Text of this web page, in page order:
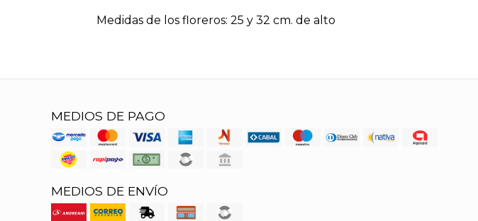
Medidas de los floreros: 25 y 32 cm. de alto
MEDIOS DE PAGO
MEDIOS DE ENVÍO